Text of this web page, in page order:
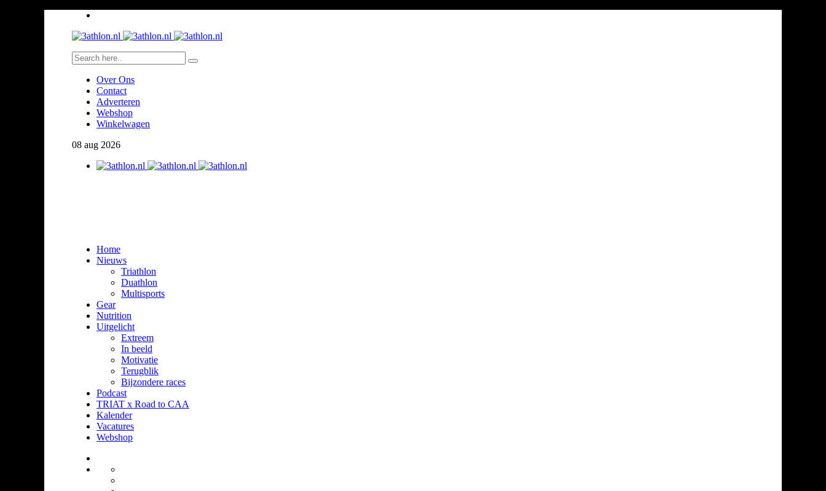
Over Ons
Contact
Adverteren
Webshop
Winkelwagen
08 aug 2026
Home
Nieuws
Triathlon
Duathlon
Multisports
Gear
Nutrition
Uitgelicht
Extreem
In beeld
Motivatie
Terugblik
Bijzondere races
Podcast
TRIAT x Road to CAA
Kalender
Vacatures
Webshop